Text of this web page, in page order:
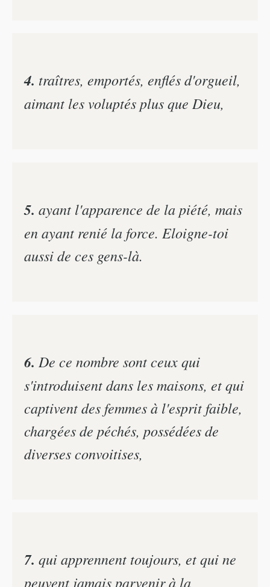
4. traîtres, emportés, enflés d'orgueil,
aimant les voluptés plus que Dieu,
5. ayant l'apparence de la piété, mais
en ayant renié la force. Eloigne-toi
aussi de ces gens-là.
6. De ce nombre sont ceux qui
s'introduisent dans les maisons, et qui
captivent des femmes à l'esprit faible,
chargées de péchés, possédées de
diverses convoitises,
7. qui apprennent toujours, et qui ne
peuvent jamais parvenir à la